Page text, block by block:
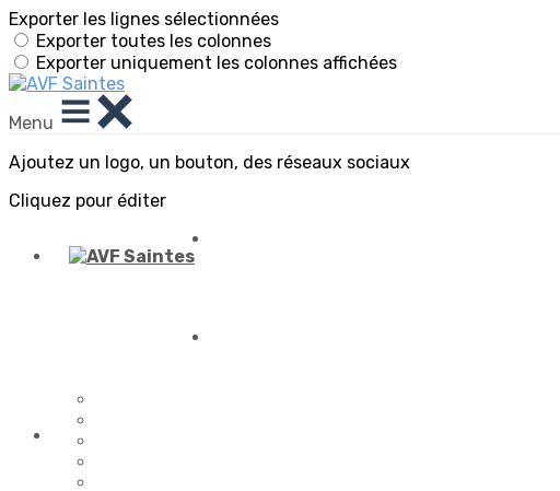
Exporter les lignes sélectionnées
Exporter toutes les colonnes
Exporter uniquement les colonnes affichées
Menu
Ajoutez un logo, un bouton, des réseaux sociaux
Cliquez pour éditer